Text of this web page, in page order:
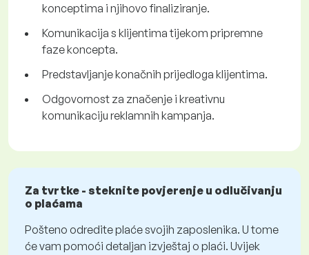
konceptima i njihovo finaliziranje.
Komunikacija s klijentima tijekom pripremne
faze koncepta.
Predstavljanje konačnih prijedloga klijentima.
Odgovornost za značenje i kreativnu
komunikaciju reklamnih kampanja.
Za tvrtke - steknite povjerenje u odlučivanju
o plaćama
Pošteno odredite plaće svojih zaposlenika. U tome
će vam pomoći detaljan izvještaj o plaći. Uvijek